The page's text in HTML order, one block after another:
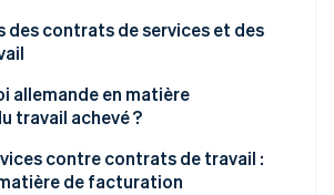
Stripe construit l’infrastructure
vidéo
des contrats de services et des
allemande en matière
travail achevé ?
contre contrats de travail :
de facturation